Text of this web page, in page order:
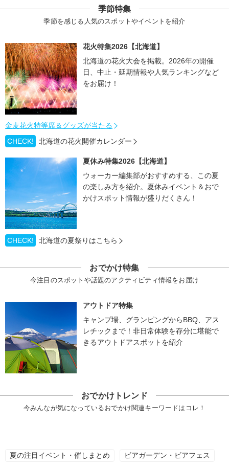
季節特集
季節を感じる人気のスポットやイベントを紹介
花火特集2026【北海道】
北海道の花火大会を掲載。2026年の開催
日、中止・延期情報や人気ランキングなど
をお届け！
金麦花火特等席＆グッズが当たる
CHECK!
北海道の花火開催カレンダー
夏休み特集2026【北海道】
ウォーカー編集部がおすすめする、この夏
の楽しみ方を紹介。夏休みイベント＆おで
かけスポット情報が盛りだくさん！
CHECK! 北海道の夏祭りはこちら
おでかけ特集
今注目のスポットや話題のアクティビティ情報をお届け
アウトドア特集
キャンプ場、グランピングからBBQ、アス
レチックまで！非日常体験を存分に堪能で
きるアウトドアスポットを紹介
おでかけトレンド
今みんなが気になっているおでかけ関連キーワードはコレ！
夏の注目イベント・催しまとめ ビアガーデン・ビアフェス